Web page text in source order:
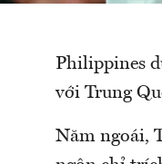
Philippines
với Trung
Năm ngoái,